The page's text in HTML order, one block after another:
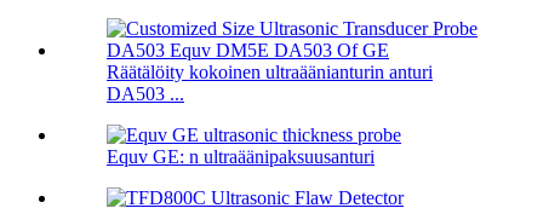
Räätälöity kokoinen ultraäänianturin anturi
DA503 ...
Equv GE: n ultraäänipaksuusanturi